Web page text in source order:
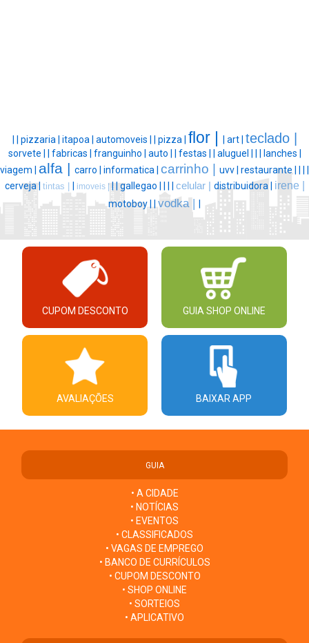
pizzaria | itapoa | automoveis | pizza | flor | art | teclado |
sorvete | fabricas | franguinho | auto | festas | aluguel |
lanches |
viagem | alfa | carro | informatica | carrinho | uvv | restaurante |
cerveja | tintas | imoveis | ||gallegao | celular | distribuidora | irene |
motoboy | vodka |
CUPOM DESCONTO GUIA SHOP ONLINE
AVALIAÇÕES BAIXAR APP
GUIA
• A CIDADE
• NOTÍCIAS
• EVENTOS
• CLASSIFICADOS
• VAGAS DE EMPREGO
• BANCO DE CURRÍCULOS
• CUPOM DESCONTO
• SHOP ONLINE
• SORTEIOS
• APLICATIVO